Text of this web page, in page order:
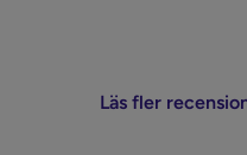
Läs fler